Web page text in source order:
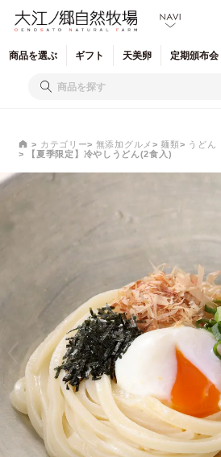
商品を選ぶ ギフト 天美卵 定期頒布会
カテゴリー 無添加グルメ 麺類
うどん
【夏季限定】冷やしうどん(2食入)